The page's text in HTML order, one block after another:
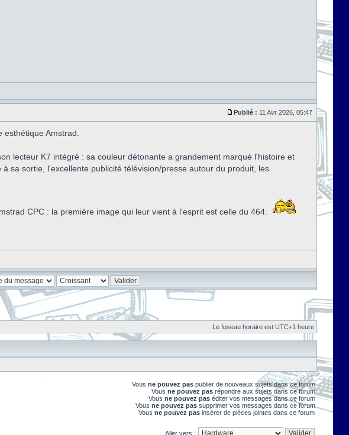
Publié : 11 Avr 2026, 05:47
Amstrad.
lecteur K7 intégré : sa couleur détonante a grandement marqué l'histoire et
sa sortie, l'excellente publicité télévision/presse autour du produit, les
CPC : la première image qui leur vient à l'esprit est celle du 464.
Le fuseau horaire est UTC+1 heure
Vous ne pouvez pas publier de nouveaux sujets dans ce forum
Vous ne pouvez pas répondre aux sujets dans ce forum
Vous ne pouvez pas éditer vos messages dans ce forum
Vous ne pouvez pas supprimer vos messages dans ce forum
Vous ne pouvez pas insérer de pièces jointes dans ce forum
Aller vers :